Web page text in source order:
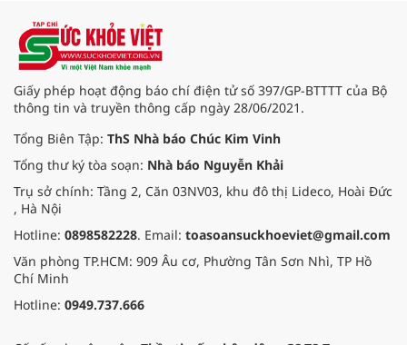
Giấy phép hoạt động báo chí điện tử số 397/GP-BTTTT của Bộ
thông tin và truyền thông cấp ngày 28/06/2021.
Tổng Biên Tập: ThS Nhà báo Chúc Kim Vinh
Tổng thư ký tòa soạn: Nhà báo Nguyễn Khải
Trụ sở chính: Tầng 2, Căn 03NV03, khu đô thị Lideco, Hoài Đức
, Hà Nội
Hotline: 0898582228. Email: toasoansuckhoeviet@gmail.com
Văn phòng TP.HCM: 909 Âu cơ, Phường Tân Sơn Nhì, TP Hồ
Chí Minh
Hotline: 0949.737.666